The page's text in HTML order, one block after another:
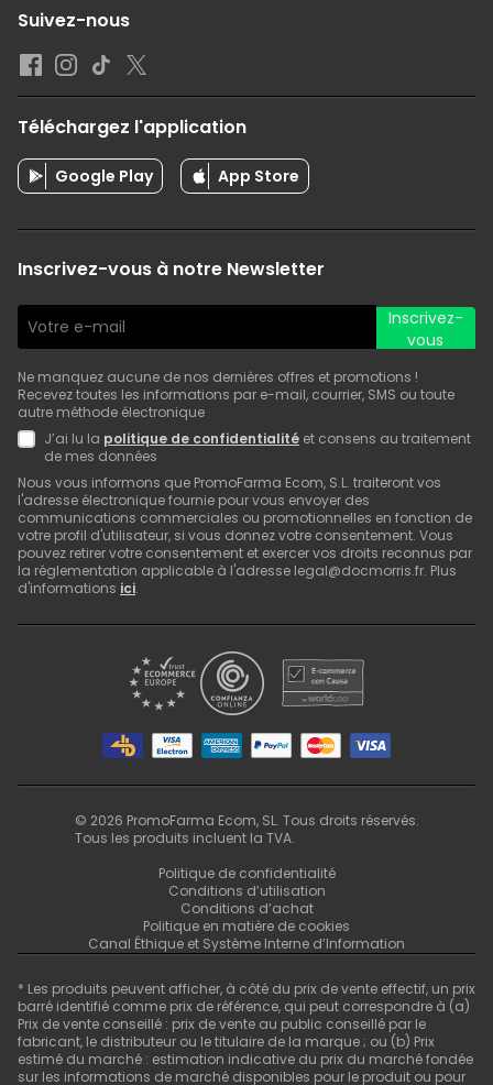
Suivez-nous
Téléchargez l'application
Google Play App Store
Inscrivez-vous à notre Newsletter
Inscrivez-
vous
Ne manquez aucune de nos dernières offres et promotions !
Recevez toutes les informations par e-mail, courrier, SMS ou toute
autre méthode électronique
J’ai lu la politique de confidentialité et consens au traitement
de mes données
Nous vous informons que PromoFarma Ecom, S.L. traiteront vos
l'adresse électronique fournie pour vous envoyer des
communications commerciales ou promotionnelles en fonction de
votre profil d'utilisateur, si vous donnez votre consentement. Vous
pouvez retirer votre consentement et exercer vos droits reconnus par
la réglementation applicable à l'adresse legal@docmorris.fr. Plus
d'informations ici.
© 2026 PromoFarma Ecom, SL. Tous droits réservés.
Tous les produits incluent la TVA.
Politique de confidentialité
Conditions d’utilisation
Conditions d’achat
Politique en matière de cookies
Canal Éthique et Système Interne d’Information
* Les produits peuvent afficher, à côté du prix de vente effectif, un prix
barré identifié comme prix de référence, qui peut correspondre à (a)
Prix de vente conseillé : prix de vente au public conseillé par le
fabricant, le distributeur ou le titulaire de la marque ; ou (b) Prix
estimé du marché : estimation indicative du prix du marché fondée
sur les informations de marché disponibles pour le produit ou pour